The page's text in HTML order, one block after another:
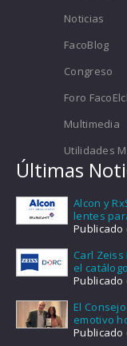
Noticias
FacoBlog
Congreso
Foro
Multimedia
Utilidades
Últimas
Alcon y
lentes
Publicado
Carl
el
Publicado
El
emotivo
Publicado